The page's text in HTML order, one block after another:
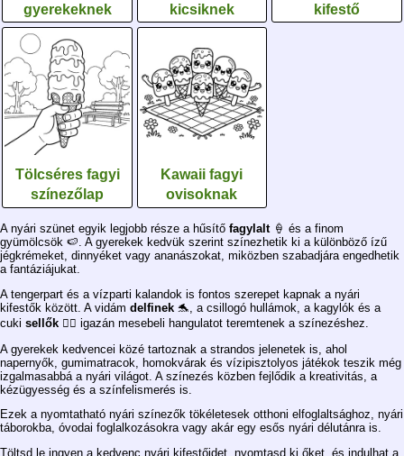
gyerekeknek
kicsiknek
kifestő
Tölcséres fagyi
színezőlap
Kawaii fagyi
ovisoknak
A nyári szünet egyik legjobb része a hűsítő fagylalt🍦 és a finom
gyümölcsök 🍉. A gyerekek kedvük szerint színezhetik ki a különböző ízű
jégkrémeket, dinnyéket vagy ananászokat, miközben szabadjára engedhetik
a fantáziájukat.
A tengerpart és a vízparti kalandok is fontos szerepet kapnak a nyári
kifestők között. A vidám delfinek 🐬, a csillogó hullámok, a kagylók és a
cuki sellők 🧜‍♀️ igazán mesebeli hangulatot teremtenek a színezéshez.
A gyerekek kedvencei közé tartoznak a strandos jelenetek is, ahol
napernyők, gumimatracok, homokvárak és vízipisztolyos játékok teszik még
izgalmasabbá a nyári világot. A színezés közben fejlődik a kreativitás, a
kézügyesség és a színfelismerés is.
Ezek a nyomtatható nyári színezők tökéletesek otthoni elfoglaltsághoz, nyári
táborokba, óvodai foglalkozásokra vagy akár egy esős nyári délutánra is.
Töltsd le ingyen a kedvenc nyári kifestőidet, nyomtasd ki őket, és indulhat a